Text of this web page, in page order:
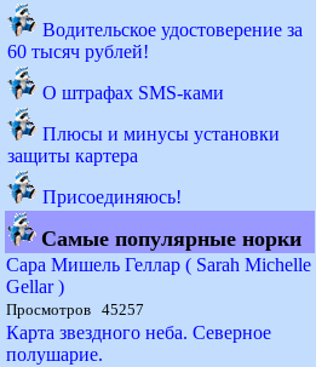
Водительское удостоверение за
60 тысяч рублей!
О штрафах SMS-ками
Плюсы и минусы установки
защиты картера
Присоединяюсь!
Самые популярные норки
Сара Мишель Геллар ( Sarah Michelle
Gellar )
Просмотров 45257
Карта звездного неба. Северное
полушарие.